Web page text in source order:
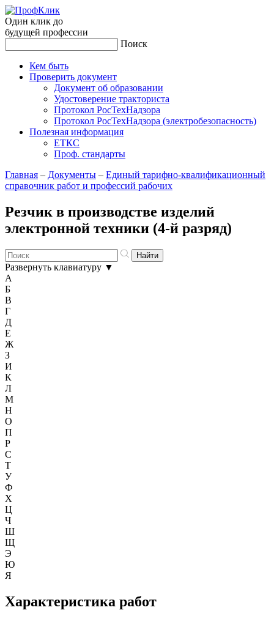
Один клик до
будущей профессии
Поиск
Кем быть
Проверить документ
Документ об образовании
Удостоверение тракториста
Протокол РосТехНадзора
Протокол РосТехНадзора (электробезопасность)
Полезная информация
ЕТКС
Проф. стандарты
Главная – Документы – Единый тарифно-квалификационный
справочник работ и профессий рабочих
Резчик в производстве изделий
электронной техники (4-й разряд)
Развернуть клавиатуру ▼
А
Б
В
Г
Д
Е
Ж
З
И
К
Л
М
Н
О
П
Р
С
Т
У
Ф
Х
Ц
Ч
Ш
Щ
Э
Ю
Я
Характеристика работ